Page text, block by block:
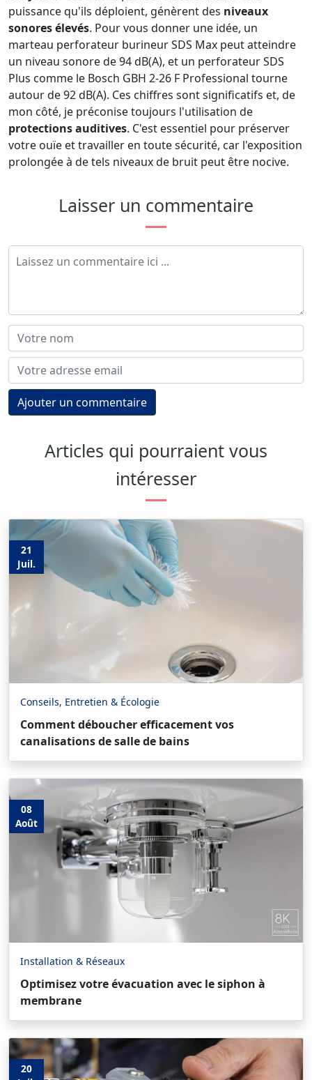
puissance qu'ils déploient, génèrent des niveaux
sonores élevés. Pour vous donner une idée, un
marteau perforateur burineur SDS Max peut atteindre
un niveau sonore de 94 dB(A), et un perforateur SDS
Plus comme le Bosch GBH 2-26 F Professional tourne
autour de 92 dB(A). Ces chiffres sont significatifs et, de
mon côté, je préconise toujours l'utilisation de
protections auditives. C'est essentiel pour préserver
votre ouïe et travailler en toute sécurité, car l'exposition
prolongée à de tels niveaux de bruit peut être nocive.
Laisser un commentaire
Ajouter un commentaire
Articles qui pourraient vous
intéresser
21
Juil.
Conseils, Entretien & Écologie
Comment déboucher efficacement vos
canalisations de salle de bains
08
Août
Installation & Réseaux
Optimisez votre évacuation avec le siphon à
membrane
20